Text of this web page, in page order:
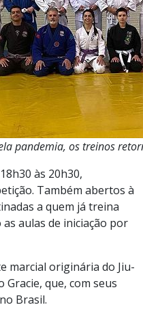
pandemia, os treinos
às 20h30,
Também abertos à
a quem já treina
aulas de iniciação por
marcial originária do Jiu-
Gracie, que, com seus
Brasil.